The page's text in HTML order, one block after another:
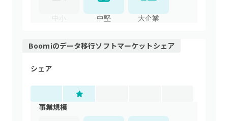
中堅 大企業
Boomiのデータ移行ソフトマーケットシェア
シェア
事業規模